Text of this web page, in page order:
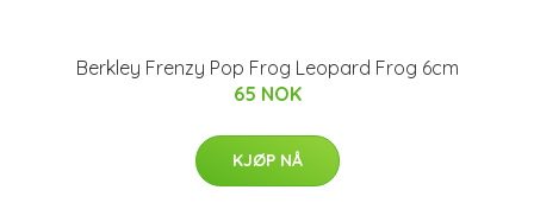
Berkley Frenzy Pop Frog Leopard Frog 6cm
65 NOK
KJØP NÅ